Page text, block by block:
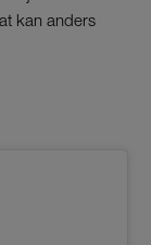
kan anders